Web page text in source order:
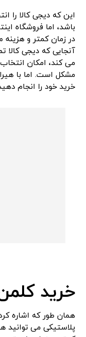
این که دیجی کالا را
باشد، اما فروشگاه
در زمان کمتر و هزینه
آنجایی که دیجی کالا
می کند، امکان
مشکل است. اما با
خرید خود را انجام
خرید
همان طور که اشاره
پلاستیکی می توانید